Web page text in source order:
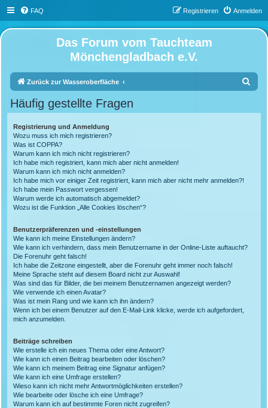
FAQ Anmelden
Registrieren
Das Forum vom Tauchteam
Mönchengladbach e.V.
Zurück zur Wasseroberfläche
Häufig gestellte Fragen
Registrierung und Anmeldung
Wozu muss ich mich registrieren?
Was ist COPPA?
Warum kann ich mich nicht registrieren?
Ich habe mich registriert, kann mich aber nicht anmelden!
Warum kann ich mich nicht anmelden?
Ich habe mich vor einiger Zeit registriert, kann mich aber nicht mehr anmelden?!
Ich habe mein Passwort vergessen!
Warum werde ich automatisch abgemeldet?
Wozu ist die Funktion „Alle Cookies löschen“?
Benutzerpräferenzen und -einstellungen
Wie kann ich meine Einstellungen ändern?
Wie kann ich verhindern, dass mein Benutzername in der Online-Liste auftaucht?
Die Forenuhr geht falsch!
Ich habe die Zeitzone eingestellt, aber die Forenuhr geht immer noch falsch!
Meine Sprache steht auf diesem Board nicht zur Auswahl!
Was sind das für Bilder, die bei meinem Benutzernamen angezeigt werden?
Wie verwende ich einen Avatar?
Was ist mein Rang und wie kann ich ihn ändern?
Wenn ich bei einem Benutzer auf den E-Mail-Link klicke, werde ich aufgefordert,
mich anzumelden.
Beiträge schreiben
Wie erstelle ich ein neues Thema oder eine Antwort?
Wie kann ich einen Beitrag bearbeiten oder löschen?
Wie kann ich meinem Beitrag eine Signatur anfügen?
Wie kann ich eine Umfrage erstellen?
Wieso kann ich nicht mehr Antwortmöglichkeiten erstellen?
Wie bearbeite oder lösche ich eine Umfrage?
Warum kann ich auf bestimmte Foren nicht zugreifen?